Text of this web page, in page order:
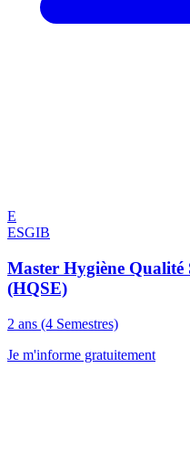
E
ESGIB
Master Hygiène
(HQSE)
2 ans (4 Semestres)
Je m'informe gratuitement